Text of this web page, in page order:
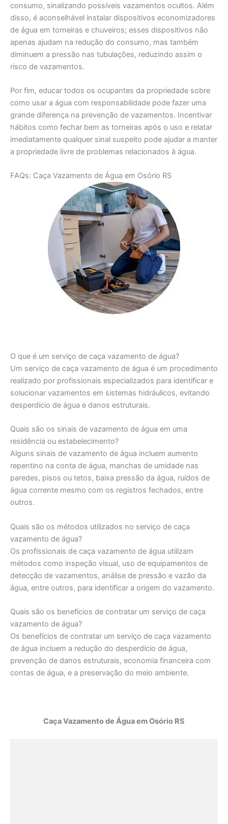
consumo, sinalizando possíveis vazamentos ocultos. Além
disso, é aconselhável instalar dispositivos economizadores
de água em torneiras e chuveiros; esses dispositivos não
apenas ajudam na redução do consumo, mas também
diminuem a pressão nas tubulações, reduzindo assim o
risco de vazamentos.
Por fim, educar todos os ocupantes da propriedade sobre
como usar a água com responsabilidade pode fazer uma
grande diferença na prevenção de vazamentos. Incentivar
hábitos como fechar bem as torneiras após o uso e relatar
imediatamente qualquer sinal suspeito pode ajudar a manter
a propriedade livre de problemas relacionados à água.
FAQs: Caça Vazamento de Água em Osório RS
O que é um serviço de caça vazamento de água?
Um serviço de caça vazamento de água é um procedimento
realizado por profissionais especializados para identificar e
solucionar vazamentos em sistemas hidráulicos, evitando
desperdício de água e danos estruturais.
Quais são os sinais de vazamento de água em uma
residência ou estabelecimento?
Alguns sinais de vazamento de água incluem aumento
repentino na conta de água, manchas de umidade nas
paredes, pisos ou tetos, baixa pressão da água, ruídos de
água corrente mesmo com os registros fechados, entre
outros.
Quais são os métodos utilizados no serviço de caça
vazamento de água?
Os profissionais de caça vazamento de água utilizam
métodos como inspeção visual, uso de equipamentos de
detecção de vazamentos, análise de pressão e vazão da
água, entre outros, para identificar a origem do vazamento.
Quais são os benefícios de contratar um serviço de caça
vazamento de água?
Os benefícios de contratar um serviço de caça vazamento
de água incluem a redução do desperdício de água,
prevenção de danos estruturais, economia financeira com
contas de água, e a preservação do meio ambiente.
Caça Vazamento de Água em Osório RS